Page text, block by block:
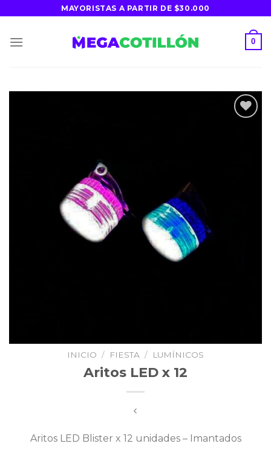
contenido
MAYORISTAS A PARTIR DE $30.000
0
INICIO / FIESTA / LUMÍNICOS
Aritos LED x 12
Aritos LED Blister x 12 unidades – Imantados